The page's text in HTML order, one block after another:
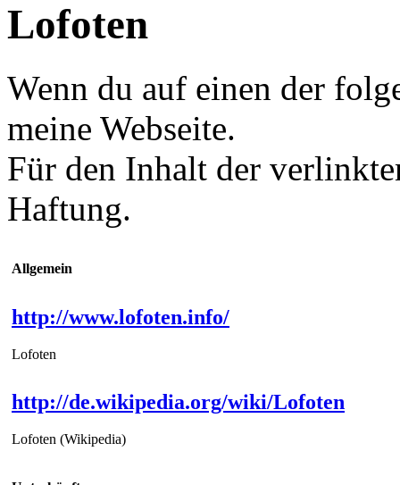
Lofoten
Wenn du auf einen der
meine Webseite.
Für den Inhalt der
Haftung.
Allgemein
http://www.lofoten.info/
Lofoten
http://de.wikipedia.org/wiki/Lofoten
Lofoten (Wikipedia)